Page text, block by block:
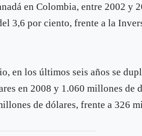
en Colombia, entre 2002 y
3,6 por ciento, frente a la
en los últimos seis años se
en 2008 y 1.060 millones de
de dólares, frente a 326